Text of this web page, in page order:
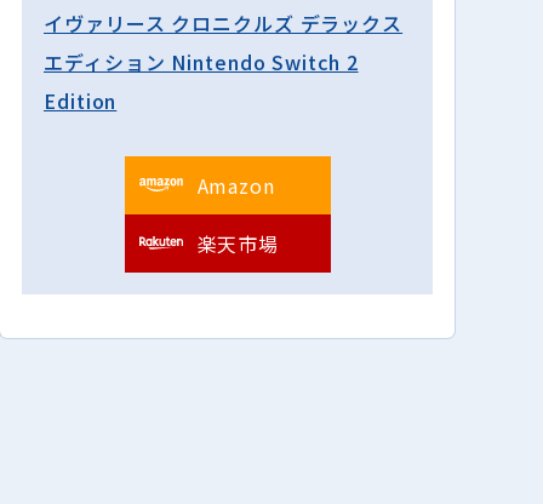
イヴァリース クロニクルズ デラックス
エディション Nintendo Switch 2
Edition
Amazon
楽天市場